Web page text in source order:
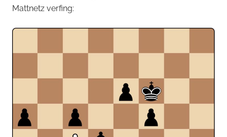
Mattnetz verfing: